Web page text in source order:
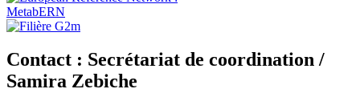
Contact : Secrétariat de coordination /
Samira Zebiche